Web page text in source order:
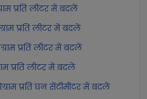
प्रति लीटर में बदलें
प्रति लीटर में बदलें
प्रति लीटर में बदलें
प्रति लीटर में बदलें
प्रति घन सेंटीमीटर में बदलें